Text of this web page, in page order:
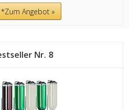
*Zum Angebot »
8